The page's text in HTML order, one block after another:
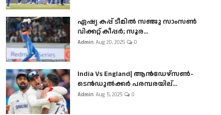
ഏഷ്യ കപ്പ് ടീമിൽ സഞ്ജു സാംസൺ
വിക്കറ്റ് കീപ്പർ; സൂര...
Admin Aug 20, 2025 0
India Vs England| ആൻഡേഴ്സൺ-
ടെൻഡുല്‍ക്കർ പരമ്പരയില്...
Admin Aug 5, 2025 0